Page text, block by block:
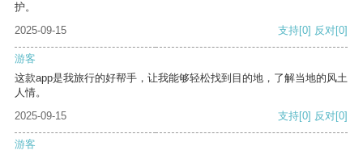
护。
2025-09-15
支持[0] 反对[0]
游客
这款app是我旅行的好帮手，让我能够轻松找到目的地，了解当地的风土
人情。
2025-09-15
支持[0] 反对[0]
游客